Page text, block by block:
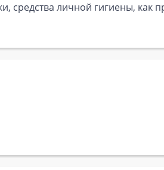
средства личной гигиены, как